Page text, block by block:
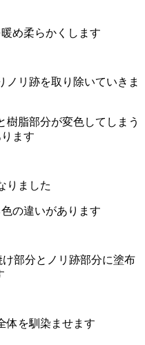
め柔らかくします
ノリ跡を取り除いていきま
樹脂部分が変色してしまう
ます
りました
の違いがあります
部分とノリ跡部分に塗布
体を馴染ませます